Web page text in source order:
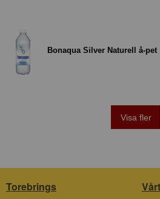
Bonaqua Silver Naturell å-pet
Visa fler
Torebrings